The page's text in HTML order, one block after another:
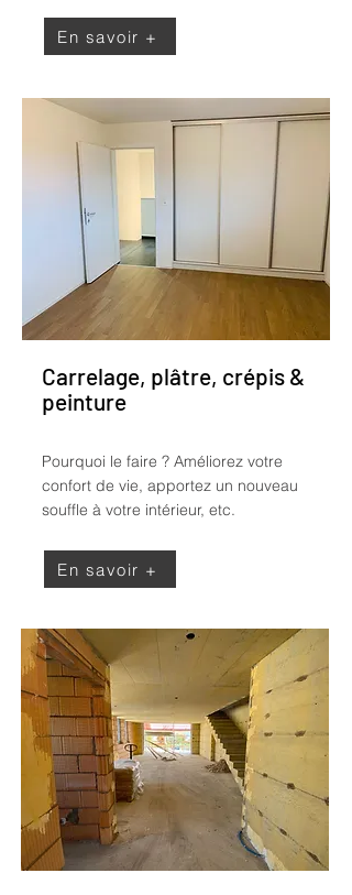
En savoir +
Carrelage, plâtre, crépis &
peinture
Pourquoi le faire ? Améliorez votre
confort de vie, apportez un nouveau
souffle à votre intérieur, etc.
En savoir +